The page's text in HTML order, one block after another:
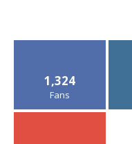
1,324
Fans